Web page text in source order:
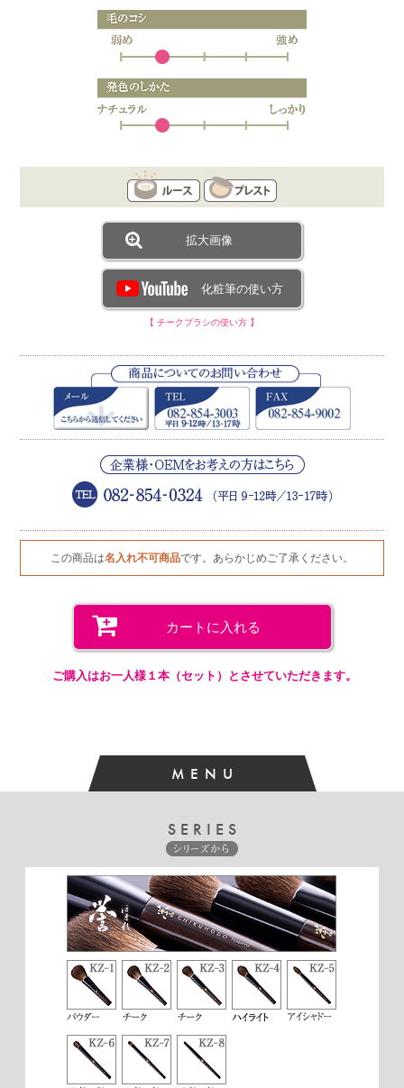
拡大画像
化粧筆の使い方
【 チークブラシの使い方 】
この商品は名入れ不可商品です。あらかじめご了承ください。
カートに入れる
ご購入はお一人様１本（セット）とさせていただきます。
MENU
SERIES
シリーズから